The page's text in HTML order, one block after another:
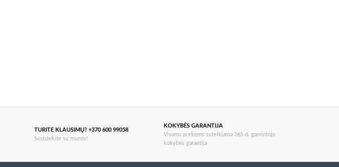
TURITE KLAUSIMŲ? +370 600 99058
Susisiekite su mumis!
KOKYBĖS GARANTIJA
Visoms prekėms suteikiama 365 d. gamintojo
kokybės garantija